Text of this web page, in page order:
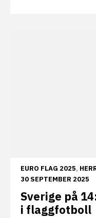
EURO FLAG 2025,
30 SEPTEMBER 2025
Sverige på
i flaggfotboll